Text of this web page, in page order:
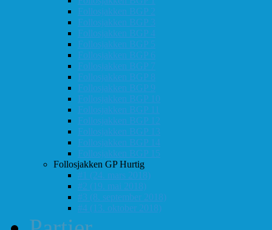
Follosjakken BGP 2
Follosjakken BGP 3
Follosjakken BGP 4
Follosjakken BGP 5
Follosjakken BGP 6
Follosjakken BGP 7
Follosjakken BGP 8
Follosjakken BGP 9
Follosjakken BGP 10
Follosjakken BGP 11
Follosjakken BGP 12
Follosjakken BGP 13
Follosjakken BGP 14
Follosjakken BGP 15
Follosjakken GP Hurtig
#1 (24. mars 2018)
#2 (19. mai 2018)
#3 (8. september 2018)
#4 (13. oktober 2018)